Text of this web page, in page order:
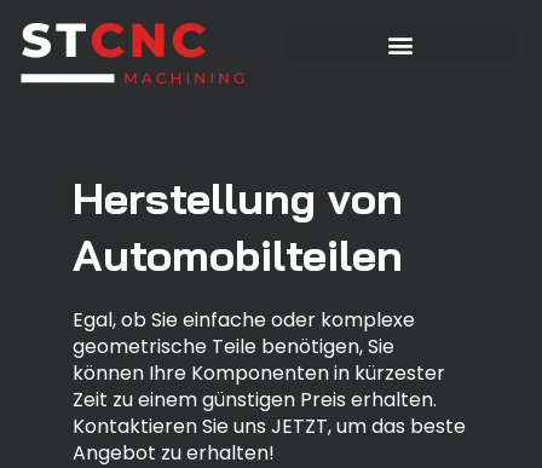
Herstellung von
Automobilteilen
Egal, ob Sie einfache oder komplexe
geometrische Teile benötigen, Sie
können Ihre Komponenten in kürzester
Zeit zu einem günstigen Preis erhalten.
Kontaktieren Sie uns JETZT, um das beste
Angebot zu erhalten!